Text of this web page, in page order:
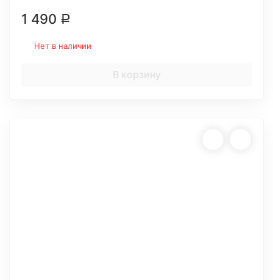
1 490 Р
Нет в наличии
В корзину